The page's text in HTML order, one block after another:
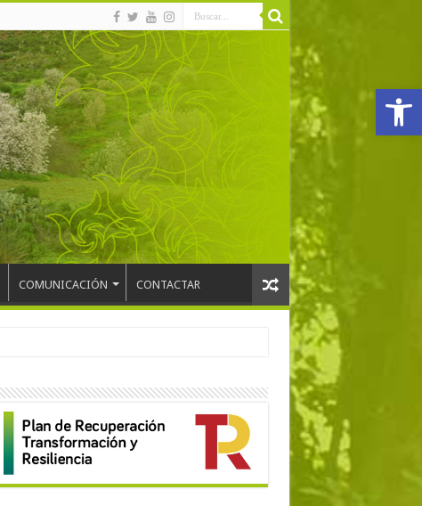
Abrir
COMUNICACIÓN CONTACTAR